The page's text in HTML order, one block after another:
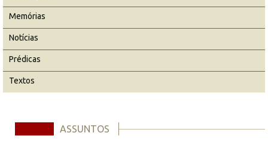
Memórias
Notícias
Prédicas
Textos
ASSUNTOS